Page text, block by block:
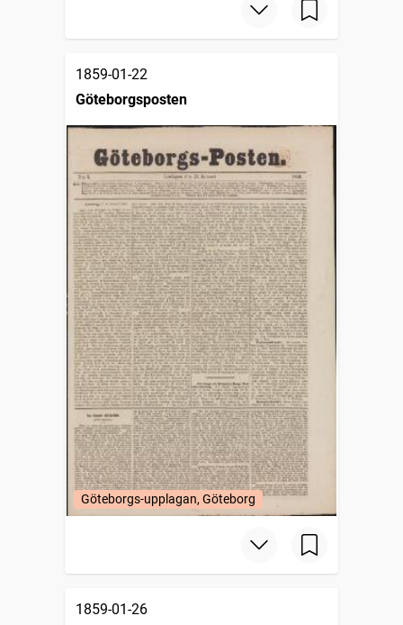
1859-01-22
Göteborgsposten
Göteborgs-upplagan, Göteborg
1859-01-26